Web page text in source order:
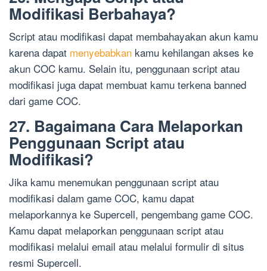
Modifikasi Berbahaya?
Script atau modifikasi dapat membahayakan akun kamu
karena dapat menyebabkan kamu kehilangan akses ke
akun COC kamu. Selain itu, penggunaan script atau
modifikasi juga dapat membuat kamu terkena banned
dari game COC.
27. Bagaimana Cara Melaporkan
Penggunaan Script atau
Modifikasi?
Jika kamu menemukan penggunaan script atau
modifikasi dalam game COC, kamu dapat
melaporkannya ke Supercell, pengembang game COC.
Kamu dapat melaporkan penggunaan script atau
modifikasi melalui email atau melalui formulir di situs
resmi Supercell.